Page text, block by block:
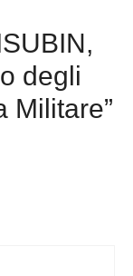
degli
Militare”